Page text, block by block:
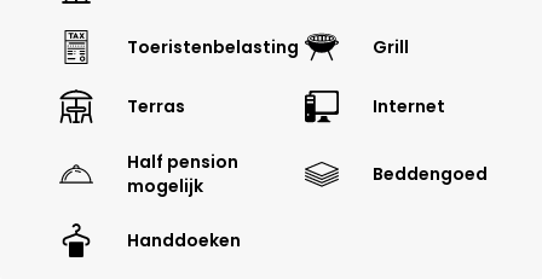
Toeristenbelasting Grill
Terras Internet
Half pension
mogelijk
Beddengoed
Handdoeken